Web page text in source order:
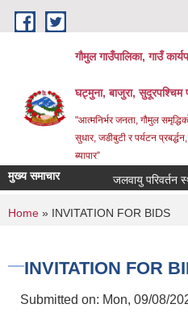
Skip to main content
गौमुल गाउँपालिका, गाउँ
घट्मुना, बाजुरा,
"आत्मनिर्भर जनता, गौमुल
सुधार, जडीबुटी र पर्यटन
ब्यापार”
मुख्य समाचार जलवायु परिवर्तन
You are here
Home » INVITATION FOR BIDS
INVITATION FOR
Submitted on: Mon, 09/08/